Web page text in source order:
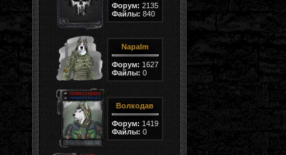
Форум: 2135
Файлы: 840
Napalm
Форум: 1627
Файлы: 0
Волкодав
Форум: 1419
Файлы: 0